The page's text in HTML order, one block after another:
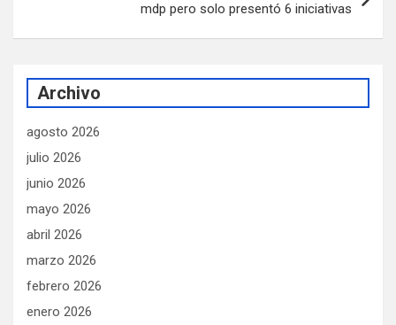
mdp pero solo presentó 6 iniciativas
Archivo
agosto 2026
julio 2026
junio 2026
mayo 2026
abril 2026
marzo 2026
febrero 2026
enero 2026